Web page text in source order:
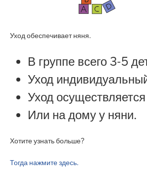
Уход обеспечивает няня.
В группе всего 3-5
Уход
Уход
Или на дому у няни.
Хотите узнать больше?
Тогда нажмите здесь.